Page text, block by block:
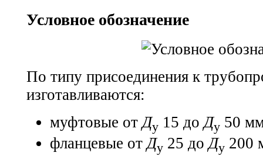
Условное обозначение
По типу присоединения к
изготавливаются:
муфтовые от Ду 15 до Ду 50
фланцевые отДу 25 доДу 200